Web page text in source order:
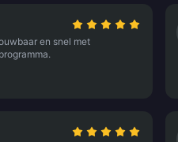
en snel met